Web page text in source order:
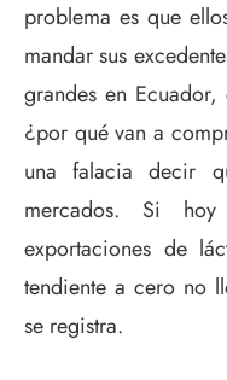
problema es que
mandar sus
grandes en
¿por qué van a
una falacia decir
mercados. Si
exportaciones de
tendiente a cero no
se registra.